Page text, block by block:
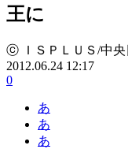
王に
ⓒ ＩＳＰＬＵＳ/中央
2012.06.24 12:17
0
あ
あ
あ